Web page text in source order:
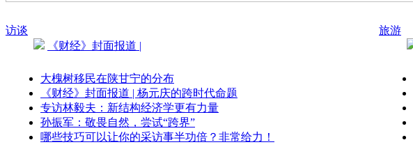
访谈
《财经》封面报道 |
大槐树移民在陕甘宁的分布
《财经》封面报道 | 杨元庆的跨时代命题
专访林毅夫：新结构经济学更有力量
孙振军：敬畏自然，尝试“跨界”
哪些技巧可以让你的采访事半功倍？非常给力！
旅游